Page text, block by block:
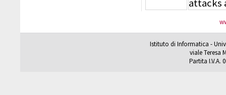
attacks
Istituto di Informatica -
viale Teresa
Partita I.V.A.